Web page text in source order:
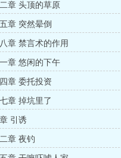
章 头顶的草原
章 突然晕倒
章 禁言术的作用
章 悠闲的下午
章 委托投资
章 掉坑里了
引诱
章 夜钓